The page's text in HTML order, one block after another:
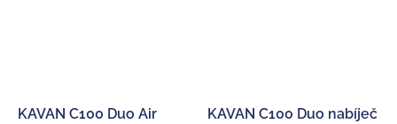
KAVAN C100 Duo Air
KAVAN C100 Duo nabíječ